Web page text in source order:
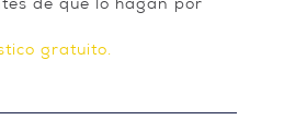
de que lo hagan por
gratuito.